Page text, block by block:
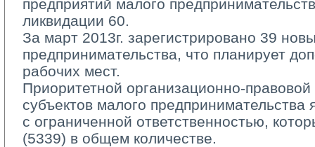
предприятий малого
ликвидации 60.
За март 2013г. зарегистрировано 39
предпринимательства, что планирует
рабочих мест.
Приоритетной организационно-
субъектов малого предпринимательства
с ограниченной ответственностью,
(5339) в общем количестве.